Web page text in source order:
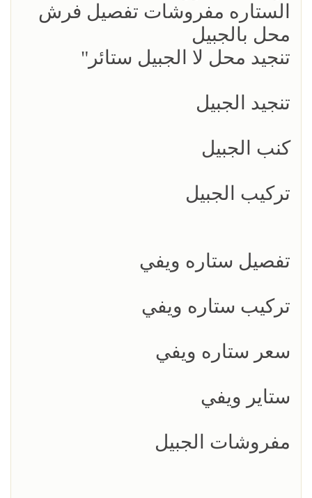
الستاره مفروشات تفصيل فرش
محل بالجبيل
تنجيد محل لا الجبيل ستائر"
تنجيد الجبيل
كنب الجبيل
تركيب الجبيل
تفصيل ستاره ويفي
تركيب ستاره ويفي
سعر ستاره ويفي
ستاير ويفي
مفروشات الجبيل